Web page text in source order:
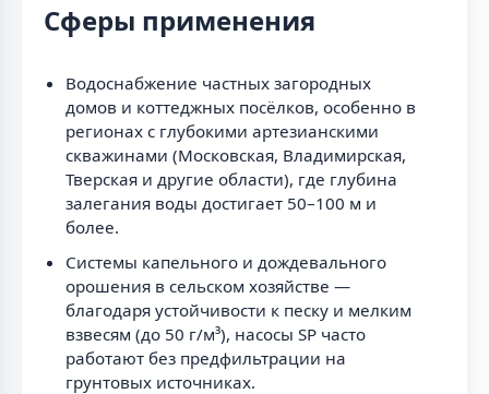
Сферы применения
Водоснабжение частных загородных
домов и коттеджных посёлков, особенно в
регионах с глубокими артезианскими
скважинами (Московская, Владимирская,
Тверская и другие области), где глубина
залегания воды достигает 50–100 м и
более.
Системы капельного и дождевального
орошения в сельском хозяйстве —
благодаря устойчивости к песку и мелким
взвесям (до 50 г/м³), насосы SP часто
работают без предфильтрации на
грунтовых источниках.